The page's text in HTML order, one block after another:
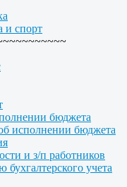
и спорт
бюджета
исполнении бюджета
и з/п работников
учета